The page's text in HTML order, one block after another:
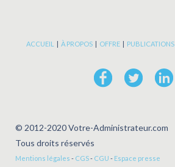
ACCUEIL | À PROPOS | OFFRE | PUBLICATIONS
© 2012-2020 Votre-Administrateur.com
Tous droits réservés
Mentions légales - CGS- CGU - Espace presse